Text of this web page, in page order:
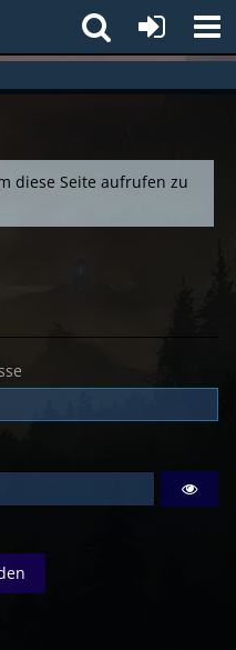
diese Seite aufrufen zu